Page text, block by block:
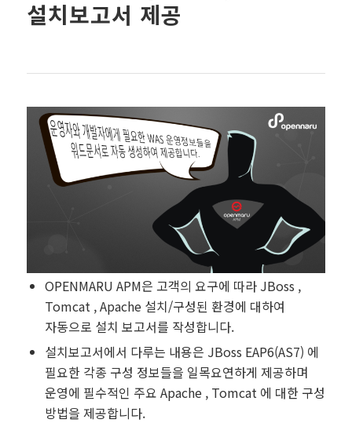
설치보고서 제공
OPENMARU APM은 고객의 요구에 따라 JBoss ,
Tomcat , Apache 설치/구성된 환경에 대하여
자동으로 설치 보고서를 작성합니다.
설치보고서에서 다루는 내용은 JBoss EAP6(AS7) 에
필요한 각종 구성 정보들을 일목요연하게 제공하며
운영에 필수적인 주요 Apache , Tomcat 에 대한 구성
방법을 제공합니다.